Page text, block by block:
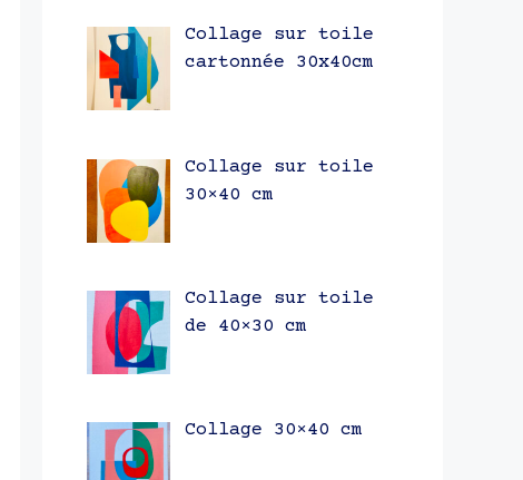
Collage sur toile
cartonnée 30x40cm
Collage sur toile
30×40 cm
Collage sur toile
de 40×30 cm
Collage 30×40 cm